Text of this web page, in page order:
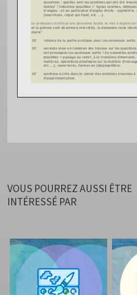
VOUS POURREZ AUSSI ÊTRE
INTÉRESSÉ PAR